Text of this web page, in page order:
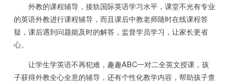
外教的课程辅导，接轨国际英语学习水平，课堂不光有专业
的英语外教进行课程辅导，而且课后中教老师随时在线课程答
疑，课后遇到问题能及时的解答，监督学员学习，让家长更省
心。
让学生学英语不再犯难，趣趣ABC一对二全英文授课，孩
子获得外教全心全意的辅导，还有个性化教学内容，帮助孩子查